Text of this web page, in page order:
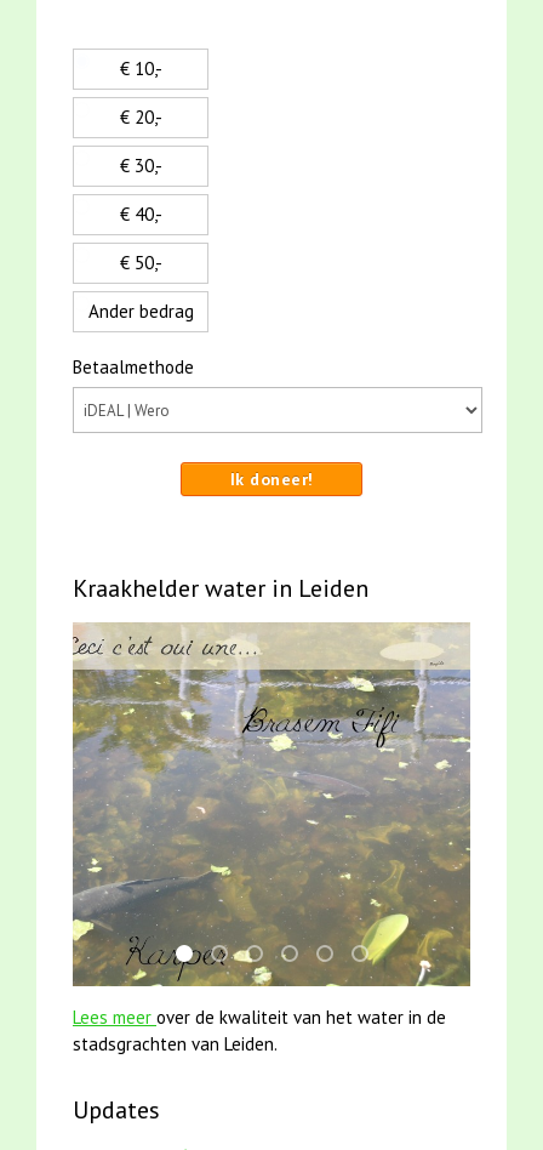
€ 10,-
€ 20,-
€ 30,-
€ 40,-
€ 50,-
Ander bedrag
Betaalmethode
Ik doneer!
Kraakhelder water in Leiden
smoelenboek fifi en karper nieuwsbrief-
jun2021 zaklv 5 snoekje MOOI
karper met kattenklimtouw
jun2021 28 brasem en
mei2021mei2021 1 snoekje
Lees meer over de kwaliteit van het water in de
stadsgrachten van Leiden.
Updates